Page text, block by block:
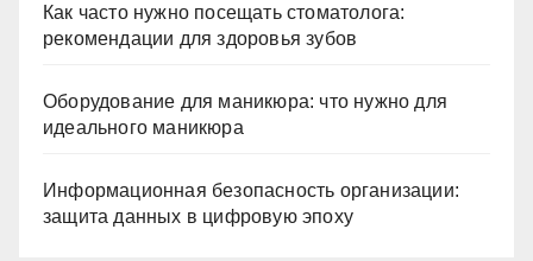
Как часто нужно посещать стоматолога:
рекомендации для здоровья зубов
Оборудование для маникюра: что нужно для
идеального маникюра
Информационная безопасность организации:
защита данных в цифровую эпоху